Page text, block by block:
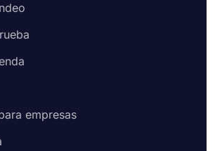
empresas